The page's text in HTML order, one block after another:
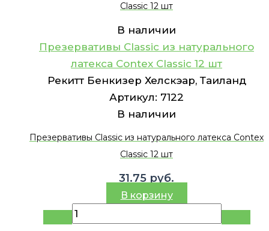
Classic 12 шт
В наличии
Презервативы Classic из натурального
латекса Contex Classic 12 шт
Рекитт Бенкизер Хелскэар, Таиланд
Артикул: 7122
В наличии
Презервативы Classic из натурального латекса Contex
Classic 12 шт
31.75 руб.
В корзину